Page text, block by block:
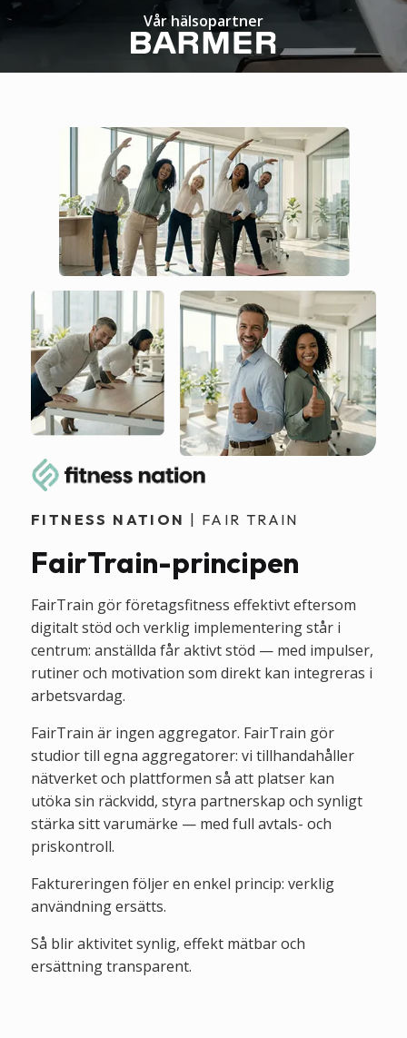
Vår hälsopartner
FITNESS NATION | FAIR TRAIN
FairTrain-principen
FairTrain gör företagsfitness effektivt eftersom
digitalt stöd och verklig implementering står i
centrum: anställda får aktivt stöd — med impulser,
rutiner och motivation som direkt kan integreras i
arbetsvardag.
FairTrain är ingen aggregator. FairTrain gör
studior till egna aggregatorer: vi tillhandahåller
nätverket och plattformen så att platser kan
utöka sin räckvidd, styra partnerskap och synligt
stärka sitt varumärke — med full avtals- och
priskontroll.
Faktureringen följer en enkel princip: verklig
användning ersätts.
Så blir aktivitet synlig, effekt mätbar och
ersättning transparent.